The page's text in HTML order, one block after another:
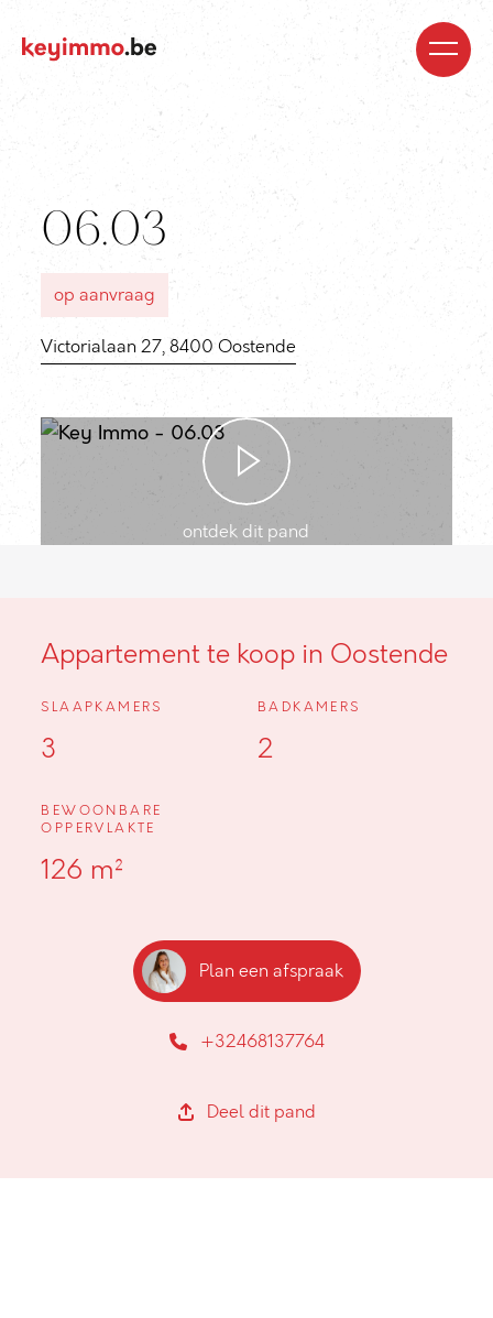
06.03
op aanvraag
Victorialaan 27, 8400 Oostende
ontdek dit pand
Appartement te koop in Oostende
SLAAPKAMERS
3
BADKAMERS
2
BEWOONBARE
OPPERVLAKTE
126 m²
Plan een afspraak
+32468137764
Deel dit pand